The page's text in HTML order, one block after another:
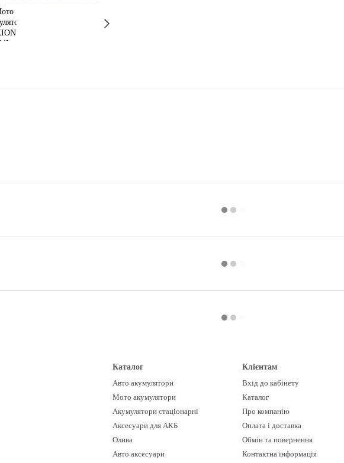
Каталог
Авто акумулятори
Мото акумулятори
Акумулятори стаціонарні
Аксесуари для АКБ
Олива
Авто аксесуари
Клієнтам
Вхід до кабінету
Каталог
Про компанію
Оплата і доставка
Обмін та повернення
Контактна інформація